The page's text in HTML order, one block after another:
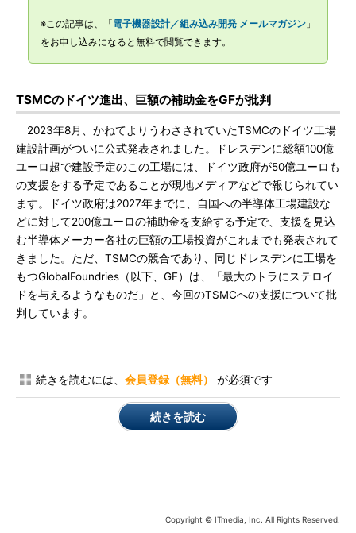
※この記事は、「 電子機器設計／組み込み開発 メールマガジン 」
をお申し込みになると無料で閲覧できます。
TSMCのドイツ進出、巨額の補助金をGFが批判
2023年8月、かねてよりうわさされていたTSMCのドイツ工場
建設計画がついに公式発表されました。ドレスデンに総額100億
ユーロ超で建設予定のこの工場には、ドイツ政府が50億ユーロも
の支援をする予定であることが現地メディアなどで報じられてい
ます。ドイツ政府は2027年までに、自国への半導体工場建設な
どに対して200億ユーロの補助金を支給する予定で、支援を見込
む半導体メーカー各社の巨額の工場投資がこれまでも発表されて
きました。ただ、TSMCの競合であり、同じドレスデンに工場を
もつGlobalFoundries（以下、GF）は、「最大のトラにステロイ
ドを与えるようなものだ」と、今回のTSMCへの支援について批
判しています。
続きを読むには、 会員登録（無料） が必須です
続きを読む
Copyright © ITmedia, Inc. All Rights Reserved.